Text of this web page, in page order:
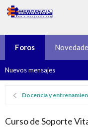
Foros
Nuevos mensajes
Docencia y
Curso de Soporte